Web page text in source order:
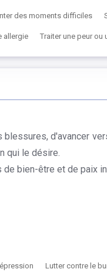
des moments difficiles
allergie Traiter une peur ou
d'avancer
qui le désire.
bien-être et de paix
Lutter contre le